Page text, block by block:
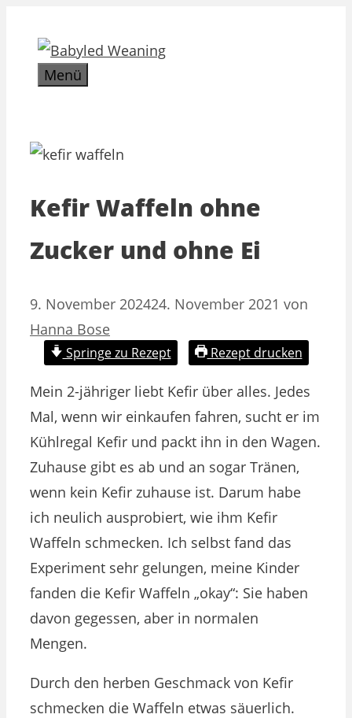
Inhalt
springenMenü
Kefir Waffeln ohne
Zucker und ohne Ei
9. November 202424. November 2021 von
Hanna Bose
Springe zu Rezept Rezept drucken
Mein 2-jähriger liebt Kefir über alles. Jedes
Mal, wenn wir einkaufen fahren, sucht er im
Kühlregal Kefir und packt ihn in den Wagen.
Zuhause gibt es ab und an sogar Tränen,
wenn kein Kefir zuhause ist. Darum habe
ich neulich ausprobiert, wie ihm Kefir
Waffeln schmecken. Ich selbst fand das
Experiment sehr gelungen, meine Kinder
fanden die Kefir Waffeln „okay“: Sie haben
davon gegessen, aber in normalen
Mengen.
Durch den herben Geschmack von Kefir
schmecken die Waffeln etwas säuerlich.